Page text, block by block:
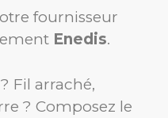
fournisseur
Enedis.
Fil arraché,
? Composez le